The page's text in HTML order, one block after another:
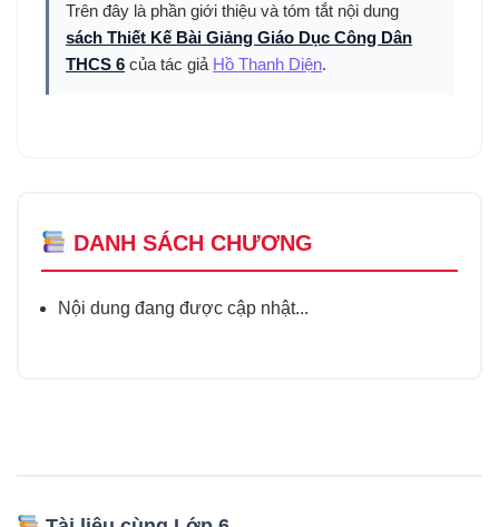
Trên đây là phần giới thiệu và tóm tắt nội dung
sách Thiết Kế Bài Giảng Giáo Dục Công Dân
THCS 6 của tác giả Hồ Thanh Diện.
DANH SÁCH CHƯƠNG
Nội dung đang được cập nhật...